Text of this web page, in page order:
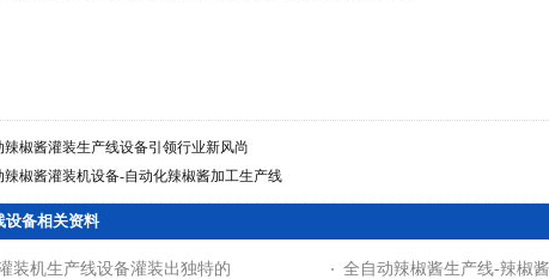
辣椒酱灌装生产线设备引领行业新风尚
辣椒酱灌装机设备-自动化辣椒酱加工生产线
设备相关资料
装机生产线设备灌装出独特的 全自动辣椒酱生产线-辣椒